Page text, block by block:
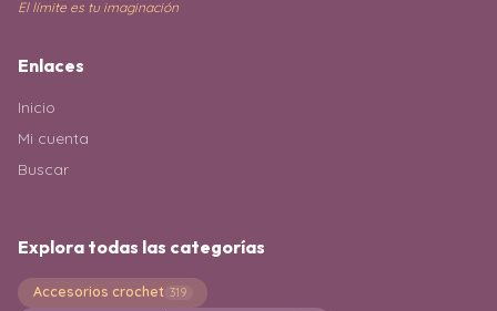
El límite es tu imaginación
Enlaces
Inicio
Mi cuenta
Buscar
Explora todas las categorías
Accesorios crochet 319